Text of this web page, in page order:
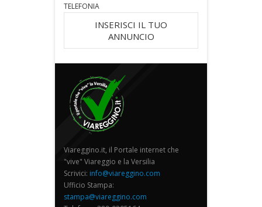
TELEFONIA
INSERISCI IL TUO
ANNUNCIO
Viareggino.it, il Portale internet che
"vive" Viareggio e la Versilia
Scrivici: info@viareggino.com
Ufficio Stampa:
stampa@viareggino.com